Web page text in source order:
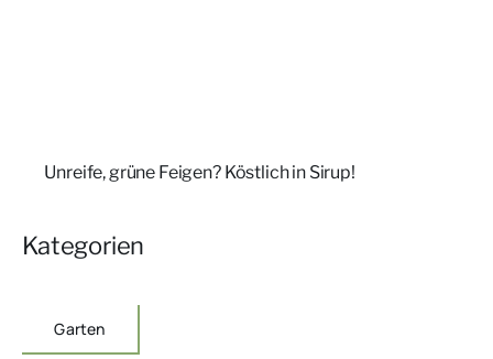
Unreife, grüne Feigen? Köstlich in Sirup!
Kategorien
Garten